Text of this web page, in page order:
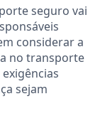
seguro vai
considerar a
no transporte
sejam